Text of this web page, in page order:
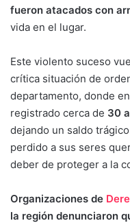
fueron atacados con
vida en el lugar.
Este violento suceso
crítica situación de
departamento, donde
registrado cerca de 30
dejando un saldo
perdido a sus seres
deber de proteger a la
Organizaciones de
la región denunciaron